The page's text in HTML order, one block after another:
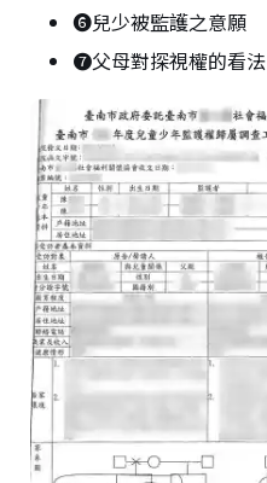
❻兒少被監護之意願
❼父母對探視權的看法